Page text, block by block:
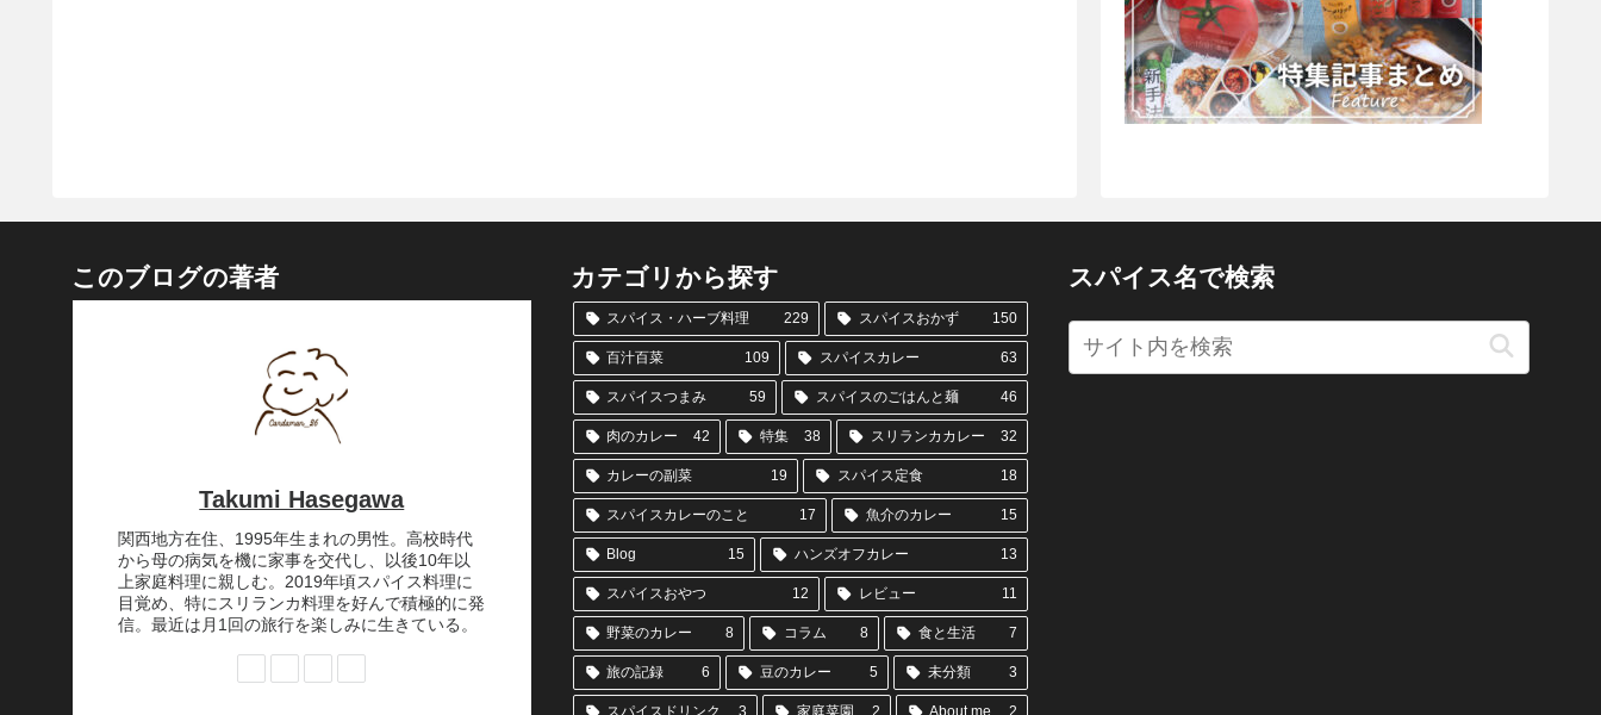
このブログの著者
Takumi Hasegawa
関西地方在住、1995年生まれの男性。高校時代
から母の病気を機に家事を交代し、以後10年以
上家庭料理に親しむ。2019年頃スパイス料理に
目覚め、特にスリランカ料理を好んで積極的に発
信。最近は月1回の旅行を楽しみに生きている。
カテゴリから探す
スパイス・ハーブ料理 229 スパイスおかず 150
百汁百菜 109 スパイスカレー 63
スパイスつまみ 59 スパイスのごはんと麺 46
肉のカレー 42 特集 38 スリランカカレー 32
カレーの副菜 19 スパイス定食 18
スパイスカレーのこと 17 魚介のカレー 15
Blog 15 ハンズオフカレー 13
スパイスおやつ 12 レビュー 11
野菜のカレー 8 コラム 8 食と生活 7
旅の記録 6 豆のカレー 5 未分類 3
スパイスドリンク 3 家庭菜園 2 About me 2
スパイス名で検索